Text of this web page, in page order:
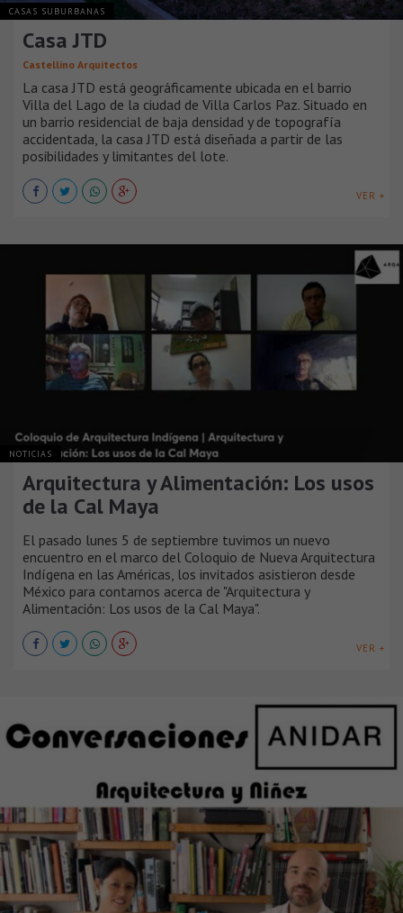
CASAS SUBURBANAS
Casa JTD
Castellino Arquitectos
La casa JTD está geográficamente ubicada en el barrio
Villa del Lago de la ciudad de Villa Carlos Paz. Situado en
un barrio residencial de baja densidad y de topografía
accidentada, la casa JTD está diseñada a partir de las
posibilidades y limitantes del lote.
VER +
NOTICIAS
Arquitectura y Alimentación: Los usos
de la Cal Maya
El pasado lunes 5 de septiembre tuvimos un nuevo
encuentro en el marco del Coloquio de Nueva Arquitectura
Indígena en las Américas, los invitados asistieron desde
México para contarnos acerca de "Arquitectura y
Alimentación: Los usos de la Cal Maya".
VER +